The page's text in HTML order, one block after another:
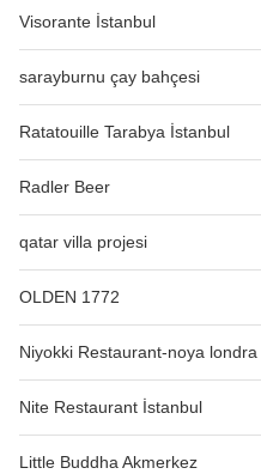
Visorante İstanbul
sarayburnu çay bahçesi
Ratatouille Tarabya İstanbul
Radler Beer
qatar villa projesi
OLDEN 1772
Niyokki Restaurant-noya londra
Nite Restaurant İstanbul
Little Buddha Akmerkez